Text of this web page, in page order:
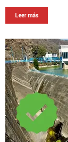
Leer más